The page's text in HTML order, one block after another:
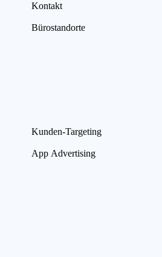
Kontakt
Bürostandorte
Kunden-Targeting
App Advertising